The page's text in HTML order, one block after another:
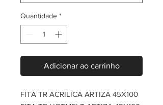
Quantidade *
Adicionar ao carrinho
FITA TR ACRILICA ARTIZA 45X100